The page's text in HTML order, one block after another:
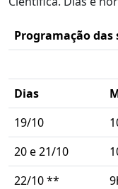
Programação das
Dias
19/10
20 e 21/10
22/10 **